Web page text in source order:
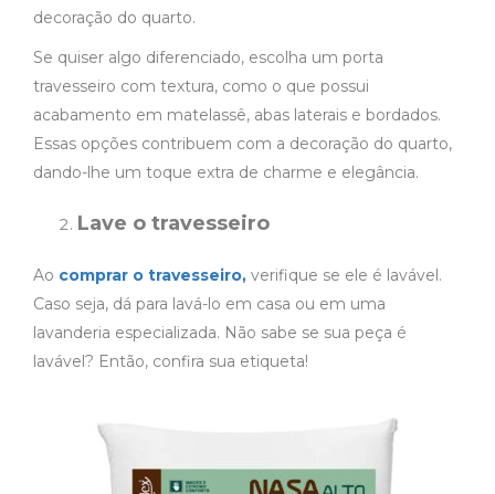
decoração do quarto.
Se quiser algo diferenciado, escolha um porta
travesseiro com textura, como o que possui
acabamento em matelassê, abas laterais e bordados.
Essas opções contribuem com a decoração do quarto,
dando-lhe um toque extra de charme e elegância.
Lave o travesseiro
Ao comprar o travesseiro, verifique se ele é lavável.
Caso seja, dá para lavá-lo em casa ou em uma
lavanderia especializada. Não sabe se sua peça é
lavável? Então, confira sua etiqueta!